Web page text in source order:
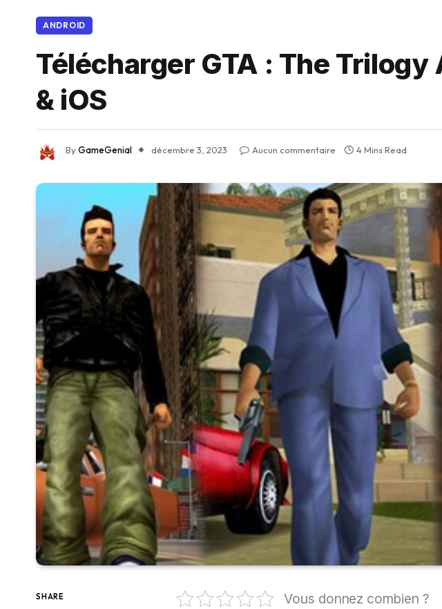
ANDROID
Télécharger GTA : The Trilogy
& iOS
ByGameGenial décembre 3, 2023 Aucun commentaire 4 Mins Read
SHARE Vous donnez combien ?